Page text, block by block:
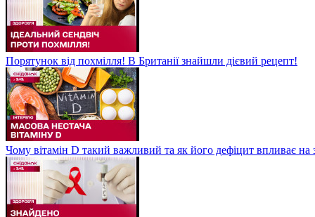
Порятунок від похмілля! В Британії знайшли дієвий рецепт!
Чому вітамін D такий важливий та як його дефіцит впливає на